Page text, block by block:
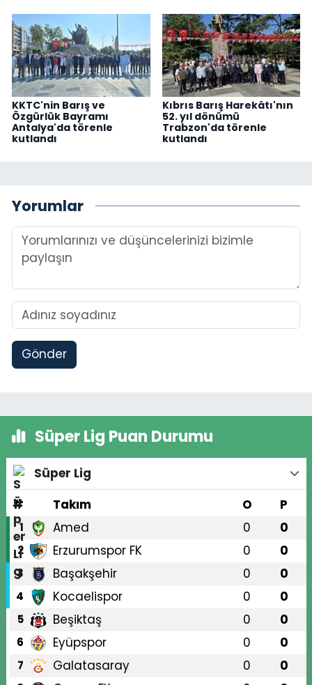
KKTC'nin Barış ve
Özgürlük Bayramı
Antalya'da törenle
kutlandı
Kıbrıs Barış Harekâtı'nın
52. yıl dönümü
Trabzon'da törenle
kutlandı
Yorumlar
Gönder
Süper Lig Puan Durumu
Süper Lig
#
Takım O P
1 Amed 0 0
2 Erzurumspor FK 0 0
3 Başakşehir 0 0
4 Kocaelispor 0 0
5 Beşiktaş 0 0
6 Eyüpspor 0 0
7 Galatasaray 0 0